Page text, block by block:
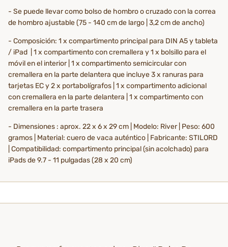
- Se puede llevar como bolso de hombro o cruzado con la correa
de hombro ajustable (75 - 140 cm de largo | 3,2 cm de ancho)
- Composición: 1 x compartimento principal para DIN A5 y tableta
/ iPad | 1 x compartimento con cremallera y 1 x bolsillo para el
móvil en el interior | 1 x compartimento semicircular con
cremallera en la parte delantera que incluye 3 x ranuras para
tarjetas EC y 2 x portabolígrafos | 1 x compartimento adicional
con cremallera en la parte delantera | 1 x compartimento con
cremallera en la parte trasera
- Dimensiones : aprox. 22 x 6 x 29 cm | Modelo: River | Peso: 600
gramos | Material: cuero de vaca auténtico | Fabricante: STILORD
| Compatibilidad: compartimento principal (sin acolchado) para
iPads de 9.7 - 11 pulgadas (28 x 20 cm)